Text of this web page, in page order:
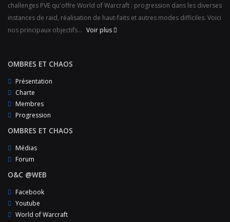
challenges PVE qu'offre World of Warcraft : progression dans les diverses
instances de raid, réalisation de haut-faits et autres modes difficiles. Voici
nos principaux objectifs... Voir plus
OMBRES ET CHAOS
Présentation
Charte
Membres
Progression
OMBRES ET CHAOS
Médias
Forum
O&C @WEB
Facebook
Youtube
World of Warcraft